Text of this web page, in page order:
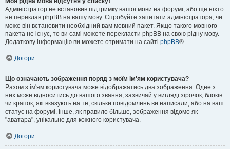
Адміністратор не встановив підтримку вашої мови на форумі, або ще ніхто
не переклав phpBB на вашу мову. Спробуйте запитати адміністратора, чи
може він встановити необхідний вам мовний пакет. Якщо такого мовного
пакета не існує, то ви самі можете перекласти phpBB на свою рідну мову.
Додаткову інформацію ви можете отримати на сайті phpBB®.
Догори
Що означають зображення поряд з моїм ім'ям користувача?
Разом з ім'ям користувача може відображатись два зображення. Одне з
них може відноситись до вашого звання, зазвичай у вигляді зірочок, блоків
чи крапок, які вказують на те, скільки повідомлень ви написали, або на ваш
статус на форумі. Інше, як правило більше, зображення відомо як
"аватара", унікальне для кожного користувача.
Догори